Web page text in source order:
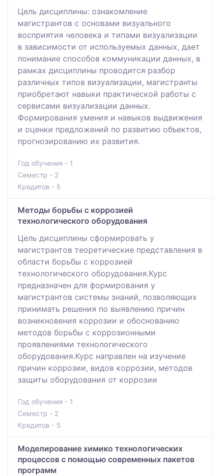
Цель дисциплины: ознакомление
магистрантов с основами визуального
восприятия человека и типами визуализации
в зависимости от используемых данных, дает
понимание способов коммуникации данных, в
рамках дисциплины проводится разбор
различных типов визуализации, магистранты
приобретают навыки практической работы с
сервисами визуализации данных.
Формирования умения и навыков выдвижения
и оценки предложений по развитию объектов,
прогнозированию их развития.
Год обучения - 1
Семестр - 2
Кредитов - 5
Методы борьбы с коррозией
технологического оборудования
Цель дисциплины сформировать у
магистрантов теоретические представления в
области борьбы с коррозией
технологического оборудования.Курс
предназначен для формирования у
магистрантов системы знаний, позволяющих
принимать решения по выявлению причин
возникновения коррозии и обоснованию
методов борьбы с коррозионными
проявлениями технологического
оборудования.Курс направлен на изучение
причин коррозии, видов коррозии, методов
защиты оборудования от коррозии
Год обучения - 1
Семестр - 2
Кредитов - 5
Моделирование химико технологических
процессов с помощью современных пакетов
программ